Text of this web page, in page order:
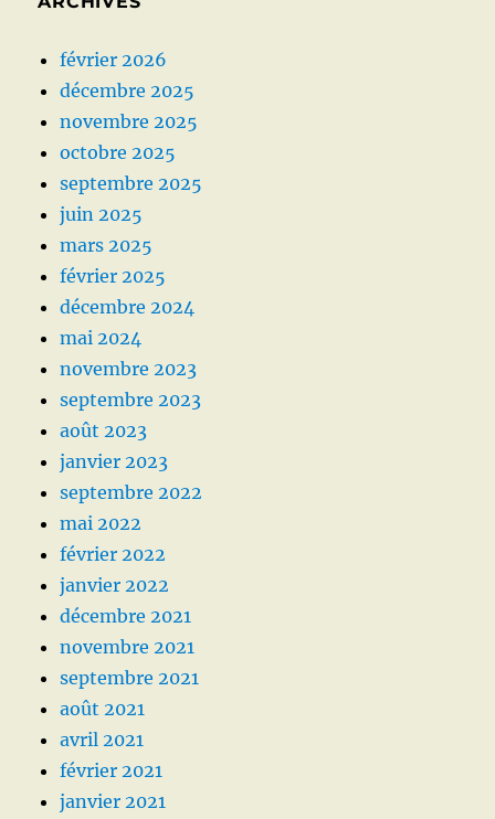
février 2026
décembre 2025
novembre 2025
octobre 2025
septembre 2025
juin 2025
mars 2025
février 2025
décembre 2024
mai 2024
novembre 2023
septembre 2023
août 2023
janvier 2023
septembre 2022
mai 2022
février 2022
janvier 2022
décembre 2021
novembre 2021
septembre 2021
août 2021
avril 2021
février 2021
janvier 2021